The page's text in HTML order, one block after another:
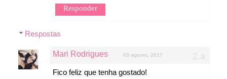
Responder
Respostas
Mari Rodrigues 03 agosto, 2017
Fico feliz que tenha gostado!